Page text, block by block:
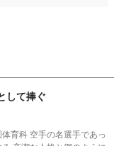
して捧ぐ
手であっ